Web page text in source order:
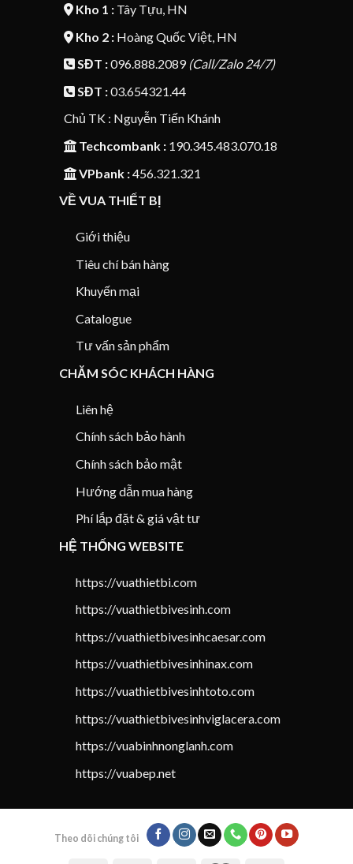
Kho 1 :Tây Tựu, HN
Kho 2 :Hoàng Quốc Việt, HN
SĐT :096.888.2089 (Call/Zalo 24/7)
SĐT :03.654321.44
Chủ TK : Nguyễn Tiến Khánh
Techcombank :190.345.483.070.18
VPbank :456.321.321
VỀ VUA THIẾT BỊ
Giới thiệu
Tiêu chí bán hàng
Khuyến mại
Catalogue
Tư vấn sản phẩm
CHĂM SÓC KHÁCH HÀNG
Liên hệ
Chính sách bảo hành
Chính sách bảo mật
Hướng dẫn mua hàng
Phí lắp đặt & giá vật tư
HỆ THỐNG WEBSITE
https://vuathietbi.com
https://vuathietbivesinh.com
https://vuathietbivesinhcaesar.com
https://vuathietbivesinhinax.com
https://vuathietbivesinhtoto.com
https://vuathietbivesinhviglacera.com
https://vuabinhnonglanh.com
https://vuabep.net
Theo dõi chúng tôi